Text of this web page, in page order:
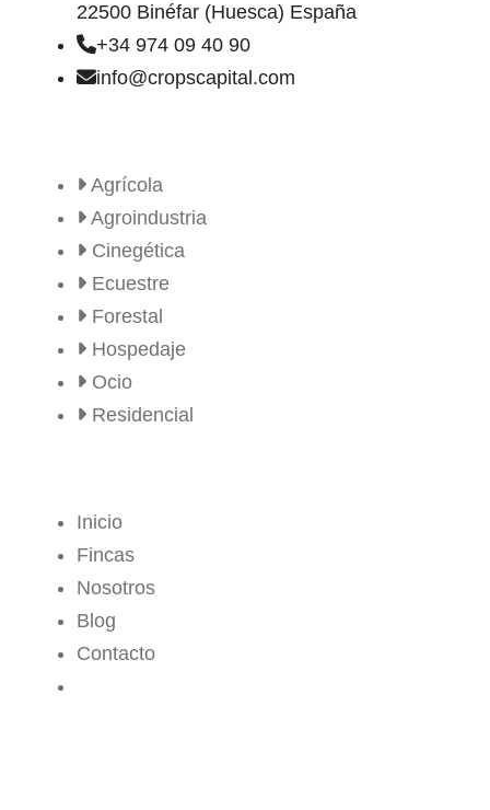
22500 Binéfar (Huesca) España
+34 974 09 40 90
info@cropscapital.com
Agrícola
Agroindustria
Cinegética
Ecuestre
Forestal
Hospedaje
Ocio
Residencial
Inicio
Fincas
Nosotros
Blog
Contacto